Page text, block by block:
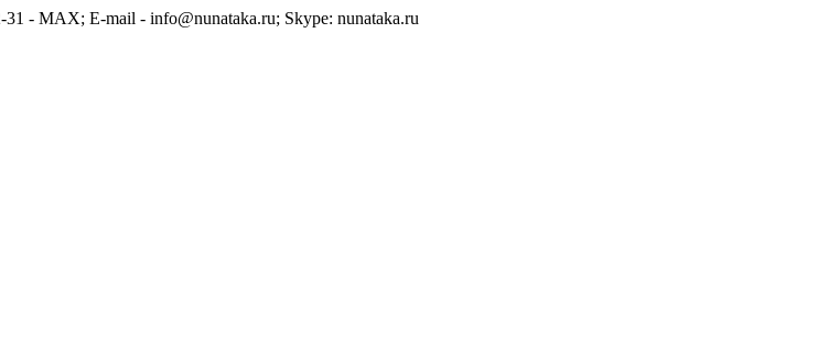
- MAX; E-mail - info@nunataka.ru; Skype: nunataka.ru